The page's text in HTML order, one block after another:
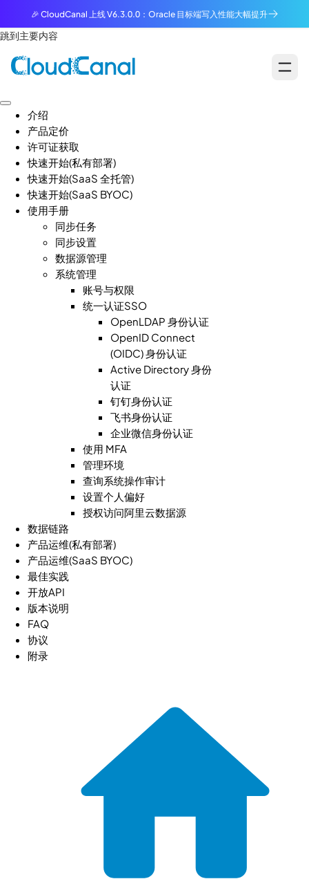
🎉 CloudCanal 上线 V6.3.0.0：Oracle 目标端写入性能大幅提升
跳到主要内容
介绍
产品定价
许可证获取
快速开始(私有部署)
快速开始(SaaS 全托管)
快速开始(SaaS BYOC)
使用手册
同步任务
同步设置
数据源管理
系统管理
账号与权限
统一认证SSO
OpenLDAP 身份认证
OpenID Connect
(OIDC) 身份认证
Active Directory 身份
认证
钉钉身份认证
飞书身份认证
企业微信身份认证
使用 MFA
管理环境
查询系统操作审计
设置个人偏好
授权访问阿里云数据源
数据链路
产品运维(私有部署)
产品运维(SaaS BYOC)
最佳实践
开放API
版本说明
FAQ
协议
附录